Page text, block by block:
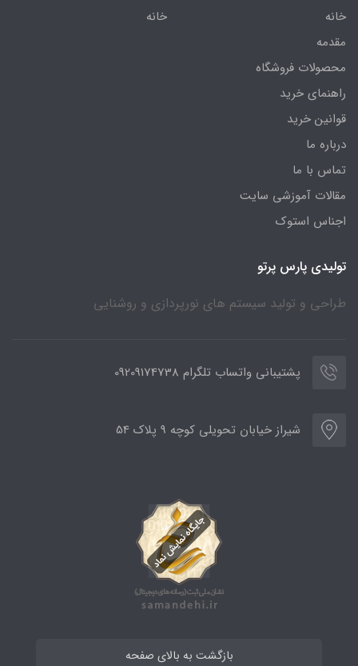
خانه
مقدمه
محصولات فروشگاه
راهنمای خرید
قوانین خرید
درباره ما
تماس با ما
مقالات آموزشی سایت
اجناس استوک
خانه
تولیدی پارس پرتو
طراحی و تولید سیستم های نورپردازی و روشنایی
پشتیبانی واتساب تلگرام 09209174738
شیراز خیابان تحویلی کوچه 9 پلاک 54
بازگشت به بالای صفحه